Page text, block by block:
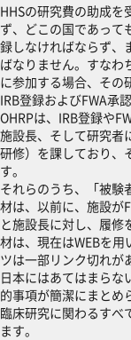
HHSの研究費の助成を
ず、どこの国であって
録しなければならず、
ばなりません。すなわ
に参加する場合、その
IRB登録およびFWA承
OHRPは、IRB登録や
施設長、そして研究者
研修）を課しており、
す。
それらのうち、「被験
材は、以前に、施設が
と施設長に対し、履修
材は、現在はWEBを
ツは一部リンク切れが
日本にはあてはまらな
的事項が簡潔にまとめ
臨床研究に関わるすべ
ます。